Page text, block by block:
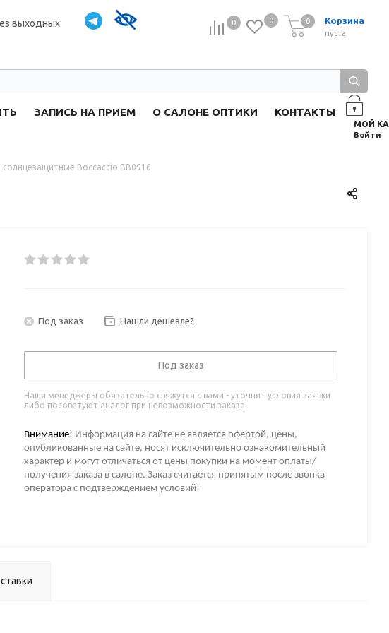
выходных 0 0 Корзина
0
пуста
0
ЗАПИСЬ НА ПРИЕМ О САЛОНЕ ОПТИКИ КОНТАКТЫ
Войти
солнцезащитные Boccaccio BB0916
Под заказ Нашли дешевле?
Под заказ
Наши менеджеры обязательно свяжутся с вами - уточнят условия заявки
либо посоветуют аналог при невозможности заказа
Внимание! Информация на сайте не является офертой, цены,
опубликованные на сайте, носят исключительно ознакомительный
характер и могут отличаться от цены покупки на момент оплаты/
получения заказа в салоне. Заказ считается принятым после звонка
оператора с подтверждением условий!